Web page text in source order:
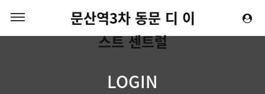
문산역3차 동문 디 이
스트 센트럴
LOGIN